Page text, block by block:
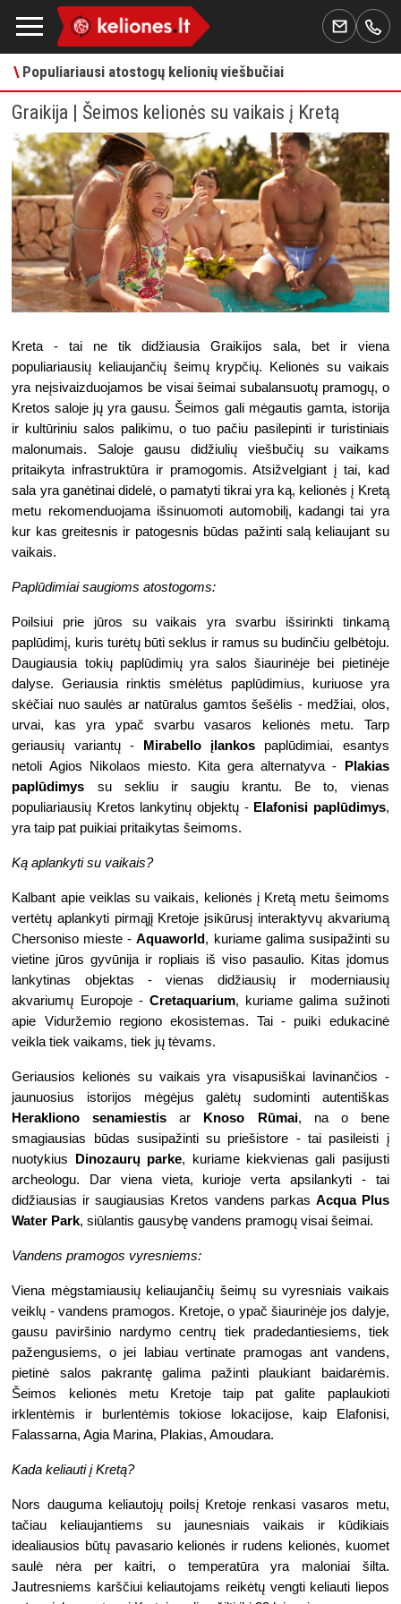
\Populiariausi atostogų kelionių viešbučiai
Graikija | Šeimos kelionės su vaikais į Kretą
Kreta - tai ne tik didžiausia Graikijos sala, bet ir viena
populiariausių keliaujančių šeimų krypčių. Kelionės su vaikais
yra neįsivaizduojamos be visai šeimai subalansuotų pramogų, o
Kretos saloje jų yra gausu. Šeimos gali mėgautis gamta, istorija
ir kultūriniu salos palikimu, o tuo pačiu pasilepinti ir turistiniais
malonumais. Saloje gausu didžiulių viešbučių su vaikams
pritaikyta infrastruktūra ir pramogomis. Atsižvelgiant į tai, kad
sala yra ganėtinai didelė, o pamatyti tikrai yra ką, kelionės į Kretą
metu rekomenduojama išsinuomoti automobilį, kadangi tai yra
kur kas greitesnis ir patogesnis būdas pažinti salą keliaujant su
vaikais.
Paplūdimiai saugioms atostogoms:
Poilsiui prie jūros su vaikais yra svarbu išsirinkti tinkamą
paplūdimį, kuris turėtų būti seklus ir ramus su budinčiu gelbėtoju.
Daugiausia tokių paplūdimių yra salos šiaurinėje bei pietinėje
dalyse. Geriausia rinktis smėlėtus paplūdimius, kuriuose yra
skėčiai nuo saulės ar natūralus gamtos šešėlis - medžiai, olos,
urvai, kas yra ypač svarbu vasaros kelionės metu. Tarp
geriausių variantų - Mirabello įlankos paplūdimiai, esantys
netoli Agios Nikolaos miesto. Kita gera alternatyva - Plakias
paplūdimys su sekliu ir saugiu krantu. Be to, vienas
populiariausių Kretos lankytinų objektų - Elafonisi paplūdimys,
yra taip pat puikiai pritaikytas šeimoms.
Ką aplankyti su vaikais?
Kalbant apie veiklas su vaikais, kelionės į Kretą metu šeimoms
vertėtų aplankyti pirmąjį Kretoje įsikūrusį interaktyvų akvariumą
Chersoniso mieste - Aquaworld, kuriame galima susipažinti su
vietine jūros gyvūnija ir ropliais iš viso pasaulio. Kitas įdomus
lankytinas objektas - vienas didžiausių ir moderniausių
akvariumų Europoje - Cretaquarium, kuriame galima sužinoti
apie Viduržemio regiono ekosistemas. Tai - puiki edukacinė
veikla tiek vaikams, tiek jų tėvams.
Geriausios kelionės su vaikais yra visapusiškai lavinančios -
Herakliono senamiestis ar Knoso Rūmai, na o bene
smagiausias būdas susipažinti su priešistore - tai pasileisti į
nuotykius Dinozaurų parke, kuriame kiekvienas gali pasijusti
archeologu. Dar viena vieta, kurioje verta apsilankyti - tai
didžiausias ir saugiausias Kretos vandens parkas Acqua Plus
Water Park, siūlantis gausybę vandens pramogų visai šeimai.
Vandens pramogos vyresniems:
Viena mėgstamiausių keliaujančių šeimų su vyresniais vaikais
veiklų - vandens pramogos. Kretoje, o ypač šiaurinėje jos dalyje,
gausu paviršinio nardymo centrų tiek pradedantiesiems, tiek
pažengusiems, o jei labiau vertinate pramogas ant vandens,
pietinė salos pakrantę galima pažinti plaukiant baidarėmis.
Šeimos kelionės metu Kretoje taip pat galite paplaukioti
irklentėmis ir burlentėmis tokiose lokacijose, kaip Elafonisi,
Falassarna, Agia Marina, Plakias, Amoudara.
Kada keliauti į Kretą?
Nors dauguma keliautojų poilsį Kretoje renkasi vasaros metu,
tačiau keliaujantiems su jaunesniais vaikais ir kūdikiais
idealiausios būtų pavasario kelionės ir rudens kelionės, kuomet
saulė nėra per kaitri, o temperatūra yra maloniai šilta.
Jautresniems karščiui keliautojams reikėtų vengti keliauti liepos